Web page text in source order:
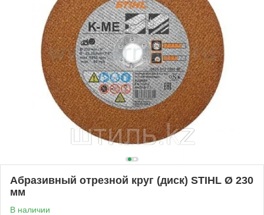
Абразивный отрезной круг (диск) STIHL Ø 230
мм
В наличии